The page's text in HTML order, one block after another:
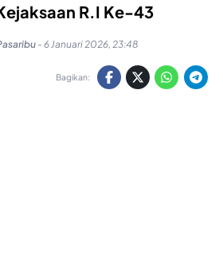
R.I Ke-43
- 6 Januari 2026, 23:48
Bagikan: